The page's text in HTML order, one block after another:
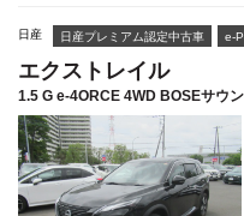
日産 日産プレミアム認定中古車 e-
エクストレイル
1.5 G e-4ORCE 4WD BOSEサウ